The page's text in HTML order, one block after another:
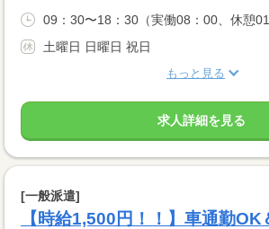
09：30〜18：30（実働08：00、休憩01
土曜日 日曜日 祝日
もっと見る
求人詳細を見る
[一般派遣]
【時給1,500円！！】車通勤